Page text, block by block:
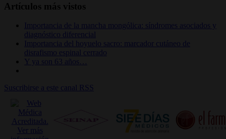
Artículos más vistos
Importancia de la mancha mongólica: síndromes asociados y
diagnóstico diferencial
Importancia del hoyuelo sacro: marcador cutáneo de
disrafismo espinal cerrado
Y ya son 63 años…
Suscribirse a este canal RSS